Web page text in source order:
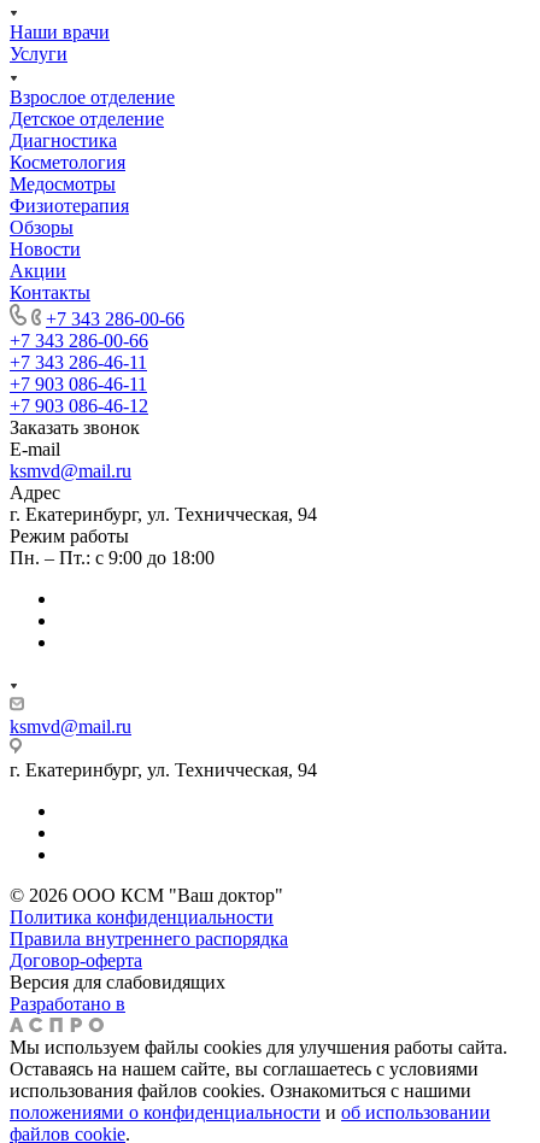
Наши врачи
Услуги
Взрослое отделение
Детское отделение
Диагностика
Косметология
Медосмотры
Физиотерапия
Обзоры
Новости
Акции
Контакты
+7 343 286-00-66
+7 343 286-00-66
+7 343 286-46-11
+7 903 086-46-11
+7 903 086-46-12
Заказать звонок
E-mail
ksmvd@mail.ru
Адрес
г. Екатеринбург, ул. Техничческая, 94
Режим работы
Пн. – Пт.: с 9:00 до 18:00
ksmvd@mail.ru
г. Екатеринбург, ул. Техничческая, 94
© 2026 ООО КСМ "Ваш доктор"
Политика конфиденциальности
Правила внутреннего распорядка
Договор-оферта
Версия для слабовидящих
Разработано в
Мы используем файлы cookies для улучшения работы сайта.
Оставаясь на нашем сайте, вы соглашаетесь с условиями
использования файлов cookies. Ознакомиться с нашими
положениями о конфиденциальности и об использовании
файлов cookie.